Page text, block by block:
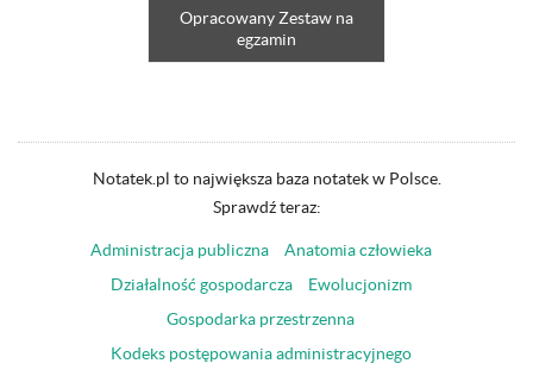
Opracowany Zestaw na
egzamin
Notatek.pl to największa baza notatek w Polsce.
Sprawdź teraz:
Administracja publiczna
Anatomia człowieka
Działalność gospodarcza
Ewolucjonizm
Gospodarka przestrzenna
Kodeks postępowania administracyjnego